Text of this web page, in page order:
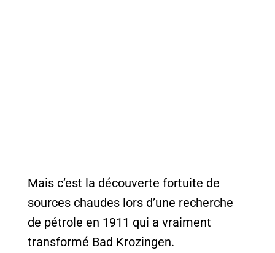
Mais c’est la découverte fortuite de
sources chaudes lors d’une recherche
de pétrole en 1911 qui a vraiment
transformé Bad Krozingen.